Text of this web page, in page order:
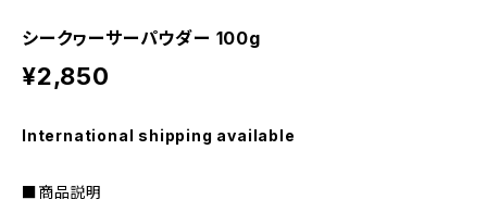
シークヮーサーパウダー 100g
¥2,850
International shipping available
■商品説明